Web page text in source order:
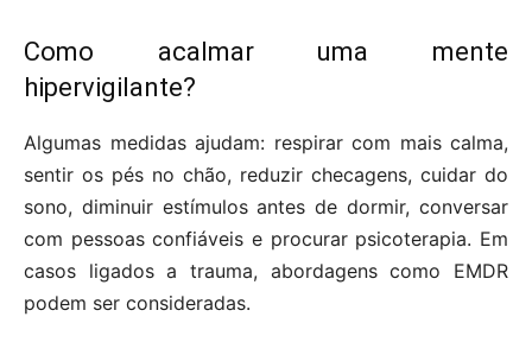
Como acalmar uma mente
hipervigilante?
Algumas medidas ajudam: respirar com mais calma,
sentir os pés no chão, reduzir checagens, cuidar do
sono, diminuir estímulos antes de dormir, conversar
com pessoas confiáveis e procurar psicoterapia. Em
casos ligados a trauma, abordagens como EMDR
podem ser consideradas.